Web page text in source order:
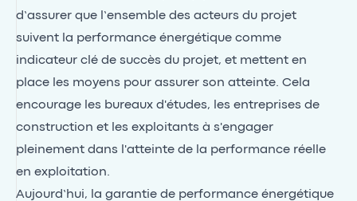
d’assurer que l’ensemble des acteurs du projet
suivent la performance énergétique comme
indicateur clé de succès du projet, et mettent en
place les moyens pour assurer son atteinte. Cela
encourage les bureaux d'études, les entreprises de
construction et les exploitants à s'engager
pleinement dans l'atteinte de la performance réelle
en exploitation.
Aujourd’hui, la garantie de performance énergétique